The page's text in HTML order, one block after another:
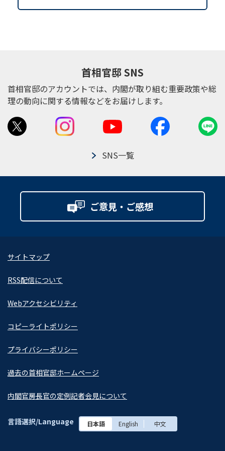
首相官邸 SNS
首相官邸のアカウントでは、内閣が取り組む重要政策や総
理の動向に関する情報などをお届けします。
SNS一覧
ご意見・ご感想
サイトマップ
RSS配信について
Webアクセシビリティ
コピーライトポリシー
プライバシーポリシー
過去の首相官邸ホームページ
内閣官房長官の定例記者会見について
言語選択/Language 日本語 English 中文